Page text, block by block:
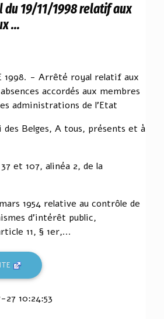
du 19/11/1998 relatif aux
...
1998. - Arrêté royal relatif aux
accordés aux membres
administrations de l'Etat
des Belges, A tous, présents et à
et 107, alinéa 2, de la
1954 relative au contrôle de
d'intérêt public,
11, § 1er,...
10:24:53